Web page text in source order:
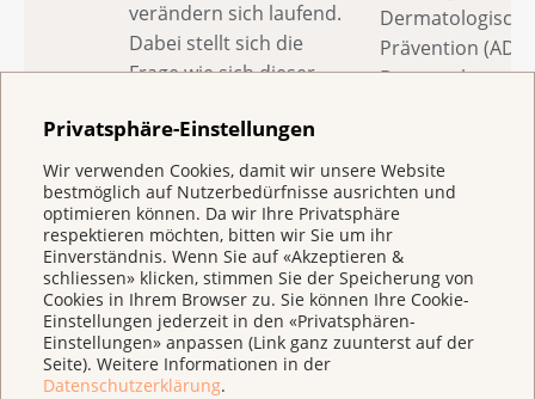
Privatsphäre-Einstellungen
Wir verwenden Cookies, damit wir unsere Website
bestmöglich auf Nutzerbedürfnisse ausrichten und
optimieren können. Da wir Ihre Privatsphäre
respektieren möchten, bitten wir Sie um ihr
Einverständnis. Wenn Sie auf «Akzeptieren &
schliessen» klicken, stimmen Sie der Speicherung von
Cookies in Ihrem Browser zu. Sie können Ihre Cookie-
Einstellungen jederzeit in den «Privatsphären-
Einstellungen» anpassen (Link ganz zuunterst auf der
Seite). Weitere Informationen in der
Datenschutzerklärung.
verändern sich laufend.
Dabei stellt sich die
Frage wie sich dieser
Schutz Verhalten
auswirkt. Hören sie
mehr, wie die
Gesellschaft die
Wahrnehmung von
Schönheit und
Attraktivität mit ihrem
Umgang mit UV-
Strahlung verknüpft.
Dermatologische
Prävention (ADP)
Dermatologe am